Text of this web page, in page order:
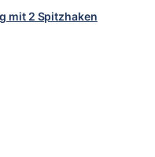
mit 2 Spitzhaken